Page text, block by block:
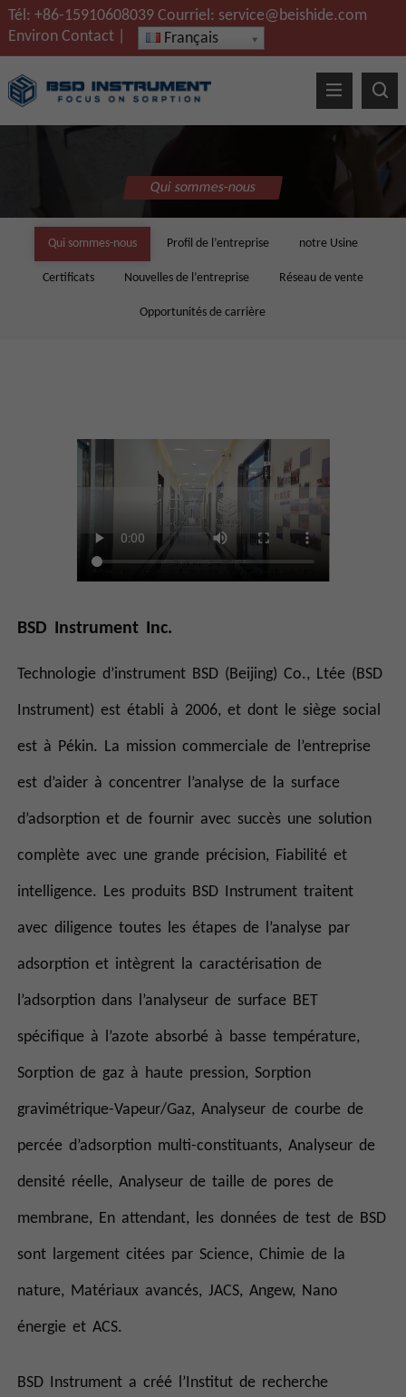
Tél: +86-15910608039Courriel: service@beishide.com
Environ Contact| Français
Qui sommes-nous
Qui sommes-nous Profil de l’entreprise notre Usine
Certificats Nouvelles de l’entreprise Réseau de vente
Opportunités de carrière
BSD Instrument Inc.
Technologie d’instrument BSD (Beijing) Co., Ltée (BSD
Instrument) est établi à 2006, et dont le siège social
est à Pékin. La mission commerciale de l’entreprise
est d’aider à concentrer l’analyse de la surface
d’adsorption et de fournir avec succès une solution
complète avec une grande précision, Fiabilité et
intelligence. Les produits BSD Instrument traitent
avec diligence toutes les étapes de l’analyse par
adsorption et intègrent la caractérisation de
l’adsorption dans l’analyseur de surface BET
spécifique à l’azote absorbé à basse température,
Sorption de gaz à haute pression, Sorption
gravimétrique-Vapeur/Gaz, Analyseur de courbe de
percée d’adsorption multi-constituants, Analyseur de
densité réelle, Analyseur de taille de pores de
membrane, En attendant, les données de test de BSD
sont largement citées par Science, Chimie de la
nature, Matériaux avancés, JACS, Angew, Nano
énergie et ACS.
BSD Instrument a créé l’Institut de recherche